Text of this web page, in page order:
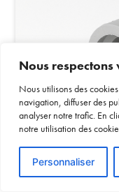
Nous
Nous utilisons des
navigation, diffuser des
analyser notre trafic. En
notre utilisation des
Personnaliser
Gomme
base
12014